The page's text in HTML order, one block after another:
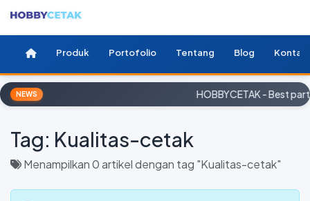
Produk Portofolio Tentang Blog Kontak
NEWS HOBBYCETAK - Best
Tag: Kualitas-cetak
Menampilkan 0 artikel dengan tag "Kualitas-cetak"